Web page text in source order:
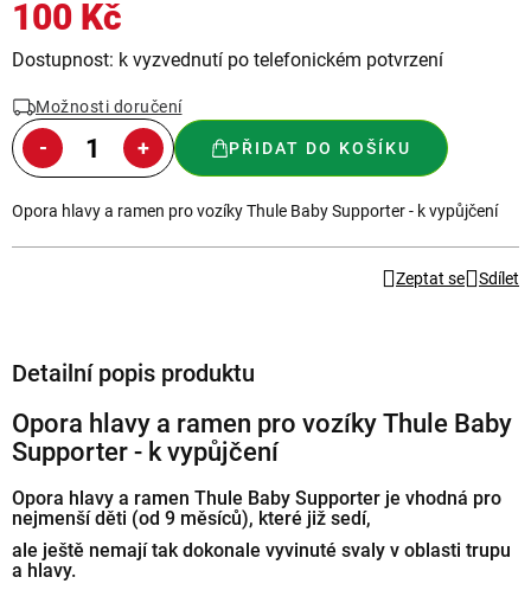
100 Kč
Měrná
Dostupnost: k vyzvednutí po telefonickém potvrzení
Možnosti doručení
PŘIDAT DO KOŠÍKU
Opora hlavy a ramen pro vozíky Thule Baby Supporter - k vypůjčení
Zeptat se Sdílet
Detailní popis produktu
Opora hlavy a ramen pro vozíky Thule Baby
Supporter - k vypůjčení
Opora hlavy a ramen Thule Baby Supporter je vhodná pro
nejmenší děti (od 9 měsíců), které již sedí,
ale ještě nemají tak dokonale vyvinuté svaly v oblasti trupu
a hlavy.